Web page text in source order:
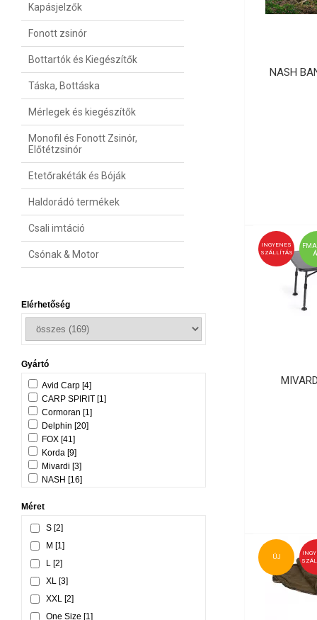
NASH
INGYENES
SZÁLLÍTÁS
ÚJ
Kapásjelzők
Fonott zsinór
Bottartók és Kiegészítők
Táska, Bottáska
Mérlegek és kiegészítők
Monofil és Fonott Zsinór,
Előtétzsinór
Etetőrakéták és Bóják
Haldorádó termékek
Csali imtáció
Csónak & Motor
Elérhetőség
Gyártó
Avid Carp [4]
CARP SPIRIT [1]
Cormoran [1]
Delphin [20]
FOX [41]
Korda [9]
Mivardi [3]
NASH [16]
Prologic [9]
Solar Tackle [11]
Starbaits [1]
Méret
S [2]
M [1]
L [2]
XL [3]
XXL [2]
One Size [1]